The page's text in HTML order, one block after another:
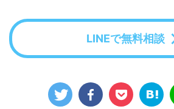
LINEで無料相談